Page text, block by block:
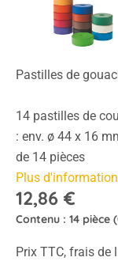
Pastilles de
14 pastilles de
: env. ø 44 x 16
de 14 pièces
Plus
12,86 €
Contenu : 14 pièce
Prix TTC, frais de